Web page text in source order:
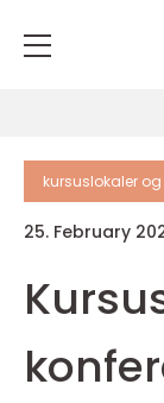
kursuslokaler
25. February